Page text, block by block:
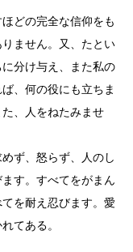
どの完全な信仰をも
ません。又、たとい
分け与え、また私の
、何の役にも立ちま
、人をねたみませ
ず、怒らず、人のし
す。すべてをがまん
を耐え忍びます。愛
てある。